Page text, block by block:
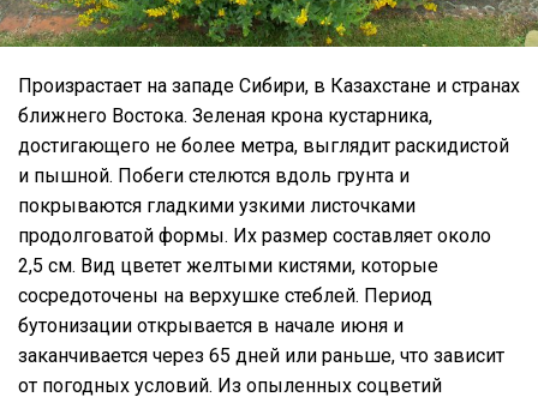
Произрастает на западе Сибири, в Казахстане и странах
ближнего Востока. Зеленая крона кустарника,
достигающего не более метра, выглядит раскидистой
и пышной. Побеги стелются вдоль грунта и
покрываются гладкими узкими листочками
продолговатой формы. Их размер составляет около
2,5 см. Вид цветет желтыми кистями, которые
сосредоточены на верхушке стеблей. Период
бутонизации открывается в начале июня и
заканчивается через 65 дней или раньше, что зависит
от погодных условий. Из опыленных соцветий